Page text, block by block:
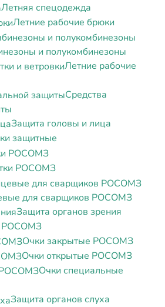
Летняя спецодежда
Летние рабочие брюки
и полукомбинезоны
Летние рабочие
Средства
Защита головы и лица
защитные
РОСОМЗ
РОСОМЗ
для сварщиков РОСОМЗ
Защита органов зрения
РОСОМЗ
Очки закрытые РОСОМЗ
Очки открытые РОСОМЗ
Очки специальные
Защита органов слуха